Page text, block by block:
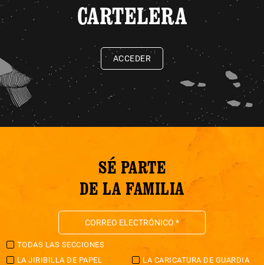
CARTELERA
ACCEDER
SÉ PARTE
DE LA FAMILIA
TODAS LAS SECCIONES
LA JIRIBILLA DE PAPEL
LA CARICATURA DE GUARDIA